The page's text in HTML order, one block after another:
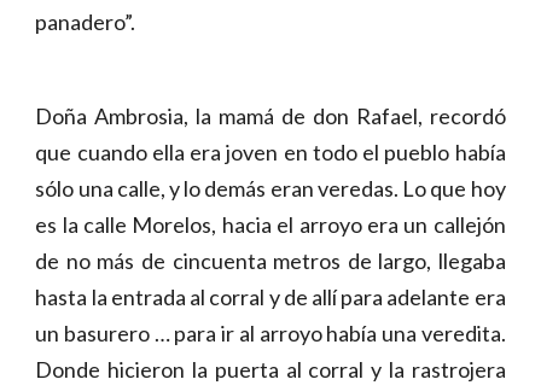
panadero”.
Doña Ambrosia, la mamá de don Rafael, recordó
que cuando ella era joven en todo el pueblo había
sólo una calle, y lo demás eran veredas. Lo que hoy
es la calle Morelos, hacia el arroyo era un callejón
de no más de cincuenta metros de largo, llegaba
hasta la entrada al corral y de allí para adelante era
un basurero … para ir al arroyo había una veredita.
Donde hicieron la puerta al corral y la rastrojera